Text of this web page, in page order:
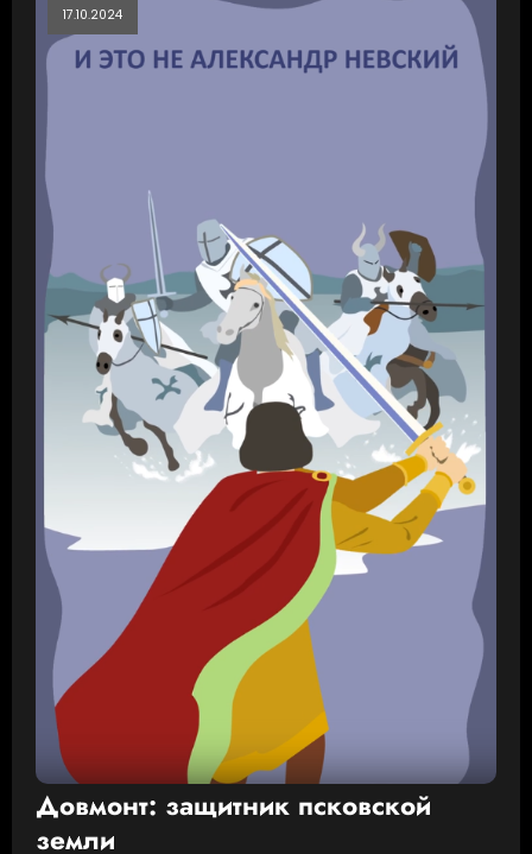
17.10.2024
Довмонт: защитник псковской
земли